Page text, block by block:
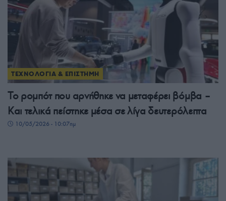
ΤΕΧΝΟΛΟΓΙΑ & ΕΠΙΣΤΗΜΗ
Το ρομπότ που αρνήθηκε να μεταφέρει βόμβα –
Και τελικά πείστηκε μέσα σε λίγα δευτερόλεπτα
10/05/2026 - 10:07πμ